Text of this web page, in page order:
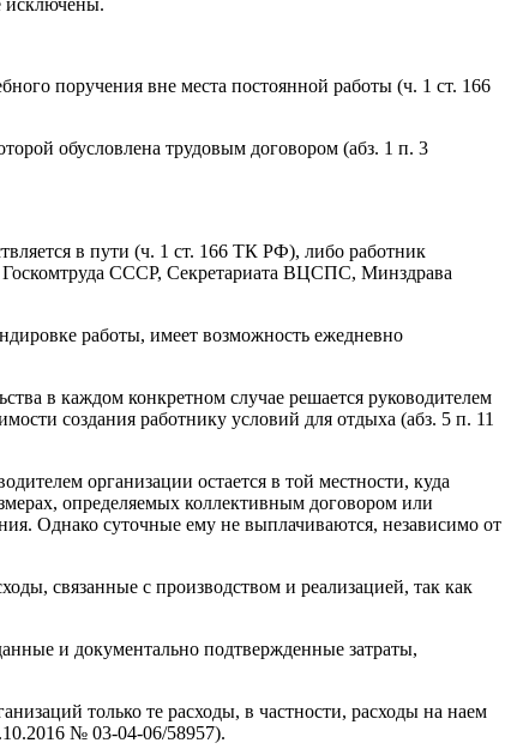
поручения вне места постоянной работы (ч. 1 ст. 166
обусловлена трудовым договором (абз. 1 п. 3
в пути (ч. 1 ст. 166 ТК РФ), либо работник
Госкомтруда СССР, Секретариата ВЦСПС, Минздрава
работы, имеет возможность ежедневно
в каждом конкретном случае решается руководителем
создания работнику условий для отдыха (абз. 5 п. 11
организации остается в той местности, куда
определяемых коллективным договором или
Однако суточные ему не выплачиваются, независимо от
связанные с производством и реализацией, так как
и документально подтвержденные затраты,
только те расходы, в частности, расходы на наем
№ 03-04-06/58957).